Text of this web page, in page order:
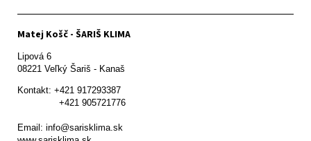
Matej Košč - ŠARIŠ KLIMA
Lipová 6
08221 Veľký Šariš - Kanaš
Kontakt: +421 917293387
Email: info@sarisklima.sk